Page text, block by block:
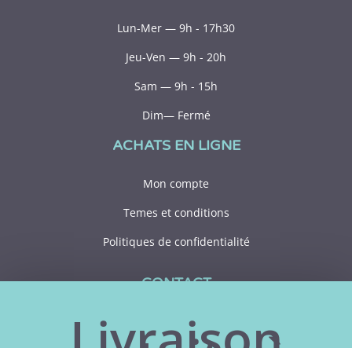
Lun-Mer — 9h - 17h30
Jeu-Ven — 9h - 20h
Sam — 9h - 15h
Dim— Fermé
ACHATS EN LIGNE
Mon compte
Temes et conditions
Politiques de confidentialité
CONTACT
418 356-1306